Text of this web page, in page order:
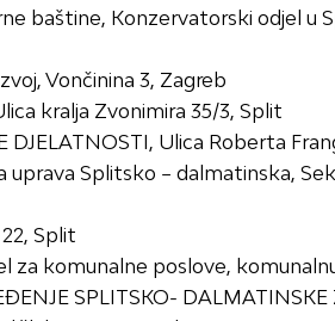
baštine, Konzervatorski odjel u
Vončinina 3, Zagreb
kralja Zvonimira 35/3, Split
DJELATNOSTI, Ulica Roberta
uprava Splitsko – dalmatinska,
Split
za komunalne poslove,
SPLITSKO- DALMATINSKE